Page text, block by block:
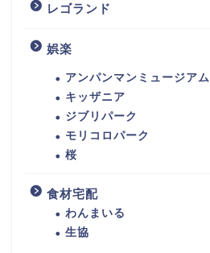
レゴランド
娯楽
アンパンマンミュージアム
キッザニア
ジブリパーク
モリコロパーク
桜
食材宅配
わんまいる
生協